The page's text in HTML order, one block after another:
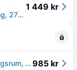
Nordlux Oja plafond, 3-stegs-dämpning, 2700K, svart, Ø60 cm
1 449 kr
Taklampor Nordlux, dimbara, Svart, Vardagsrum, Metall985 kr